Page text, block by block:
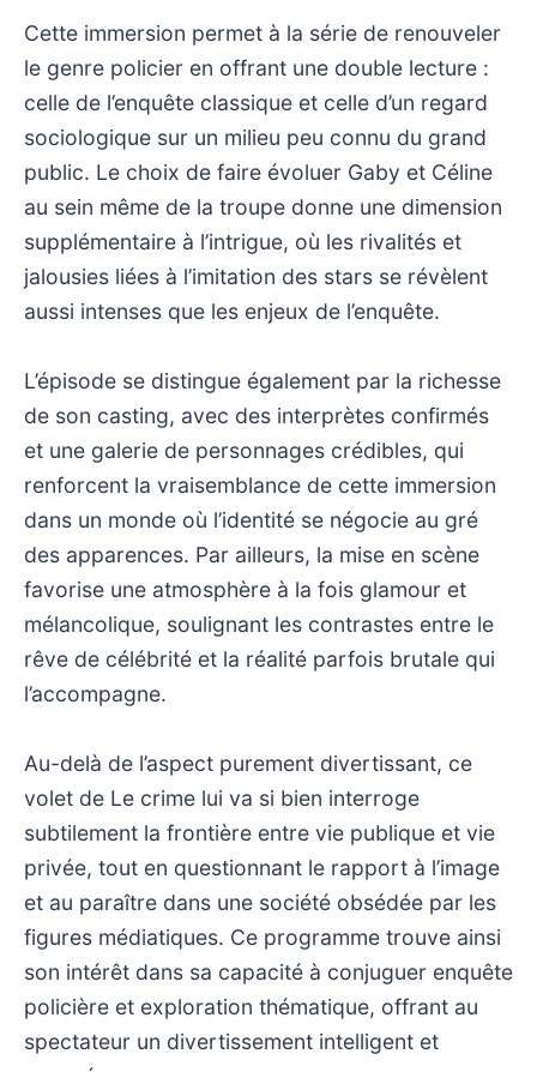
Cette immersion permet à la série de renouveler
le genre policier en offrant une double lecture :
celle de l’enquête classique et celle d’un regard
sociologique sur un milieu peu connu du grand
public. Le choix de faire évoluer Gaby et Céline
au sein même de la troupe donne une dimension
supplémentaire à l’intrigue, où les rivalités et
jalousies liées à l’imitation des stars se révèlent
aussi intenses que les enjeux de l’enquête.
L’épisode se distingue également par la richesse
de son casting, avec des interprètes confirmés
et une galerie de personnages crédibles, qui
renforcent la vraisemblance de cette immersion
dans un monde où l’identité se négocie au gré
des apparences. Par ailleurs, la mise en scène
favorise une atmosphère à la fois glamour et
mélancolique, soulignant les contrastes entre le
rêve de célébrité et la réalité parfois brutale qui
l’accompagne.
Au-delà de l’aspect purement divertissant, ce
volet de Le crime lui va si bien interroge
subtilement la frontière entre vie publique et vie
privée, tout en questionnant le rapport à l’image
et au paraître dans une société obsédée par les
figures médiatiques. Ce programme trouve ainsi
son intérêt dans sa capacité à conjuguer enquête
policière et exploration thématique, offrant au
spectateur un divertissement intelligent et